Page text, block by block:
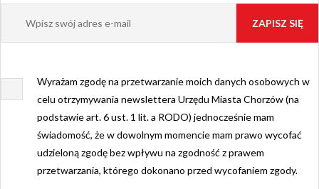
Wyrażam zgodę na przetwarzanie moich danych osobowych w
celu otrzymywania newslettera Urzędu Miasta Chorzów (na
podstawie art. 6 ust. 1 lit. a RODO) jednocześnie mam
świadomość, że w dowolnym momencie mam prawo wycofać
udzieloną zgodę bez wpływu na zgodność z prawem
przetwarzania, którego dokonano przed wycofaniem zgody.